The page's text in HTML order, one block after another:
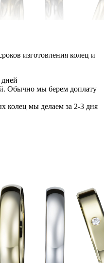
изготовления колец и
Обычно мы берем доплату
колец мы делаем за 2-3 дня